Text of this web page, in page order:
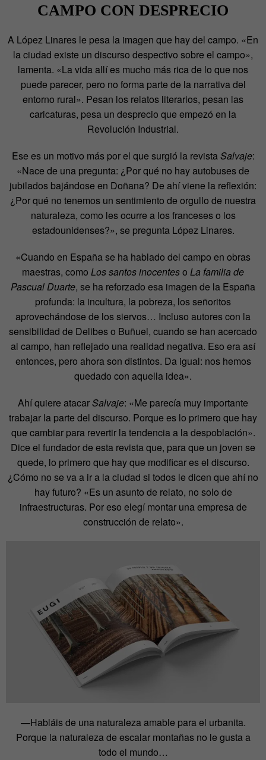
CAMPO CON DESPRECIO
A López Linares le pesa la imagen que hay del campo. «En
la ciudad existe un discurso despectivo sobre el campo»,
lamenta. «La vida allí es mucho más rica de lo que nos
puede parecer, pero no forma parte de la narrativa del
entorno rural». Pesan los relatos literarios, pesan las
caricaturas, pesa un desprecio que empezó en la
Revolución Industrial.
Ese es un motivo más por el que surgió la revistaSalvaje:
«Nace de una pregunta: ¿Por qué no hay autobuses de
jubilados bajándose en Doñana? De ahí viene la reflexión:
¿Por qué no tenemos un sentimiento de orgullo de nuestra
naturaleza, como les ocurre a los franceses o los
estadounidenses?», se pregunta López Linares.
«Cuando en España se ha hablado del campo en obras
maestras, como Los santos inocenteso La familia de
Pascual Duarte, se ha reforzado esa imagen de la España
profunda: la incultura, la pobreza, los señoritos
aprovechándose de los siervos… Incluso autores con la
sensibilidad de Delibes o Buñuel, cuando se han acercado
al campo, han reflejado una realidad negativa. Eso era así
entonces, pero ahora son distintos. Da igual: nos hemos
quedado con aquella idea».
Ahí quiere atacarSalvaje: «Me parecía muy importante
trabajar la parte del discurso. Porque es lo primero que hay
que cambiar para revertir la tendencia a la despoblación».
Dice el fundador de esta revista que, para que un joven se
quede, lo primero que hay que modificar es el discurso.
¿Cómo no se va a ir a la ciudad si todos le dicen que ahí no
hay futuro? «Es un asunto de relato, no solo de
infraestructuras. Por eso elegí montar una empresa de
construcción de relato».
—Habláis de una naturaleza amable para el urbanita.
Porque la naturaleza de escalar montañas no le gusta a
todo el mundo…